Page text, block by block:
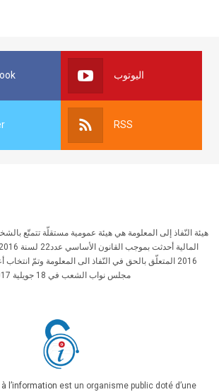
اليوتوب
RSS
هيئة النّفاذ إلى المعلومة هي هيئة عمومية مستقلّة تتمتّع
2016 المتعلّق بالحق في النّفاذ الى المعلومة وتمّ
مجلس نواب الشعب في 18 جويلية 2017
l’information est un organisme public doté d’une